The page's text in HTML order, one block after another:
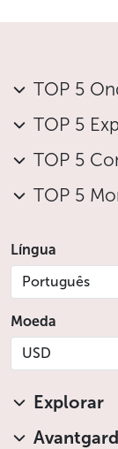
TOP 5
TOP 5
TOP 5
TOP 5
Língua
Português
Moeda
USD
Explorar